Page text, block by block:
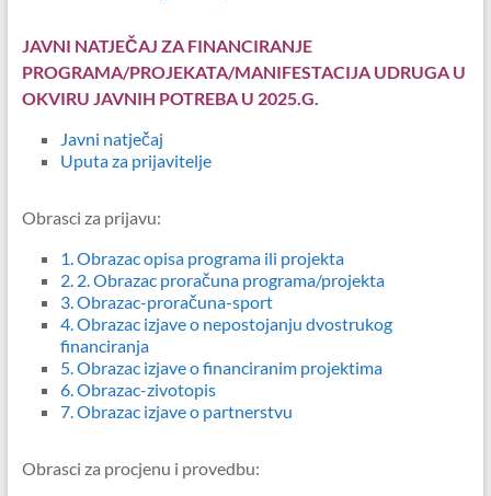
JAVNI NATJEČAJ ZA FINANCIRANJE
PROGRAMA/PROJEKATA/MANIFESTACIJA UDRUGA U
OKVIRU JAVNIH POTREBA U 2025.G.
Javni natječaj
Uputa za prijavitelje
Obrasci za prijavu:
1. Obrazac opisa programa ili projekta
2. 2. Obrazac proračuna programa/projekta
3. Obrazac-proračuna-sport
4. Obrazac izjave o nepostojanju dvostrukog
financiranja
5.Obrazac izjave o financiranim projektima
6. Obrazac-zivotopis
7. Obrazac izjave o partnerstvu
Obrasci za procjenu i provedbu: